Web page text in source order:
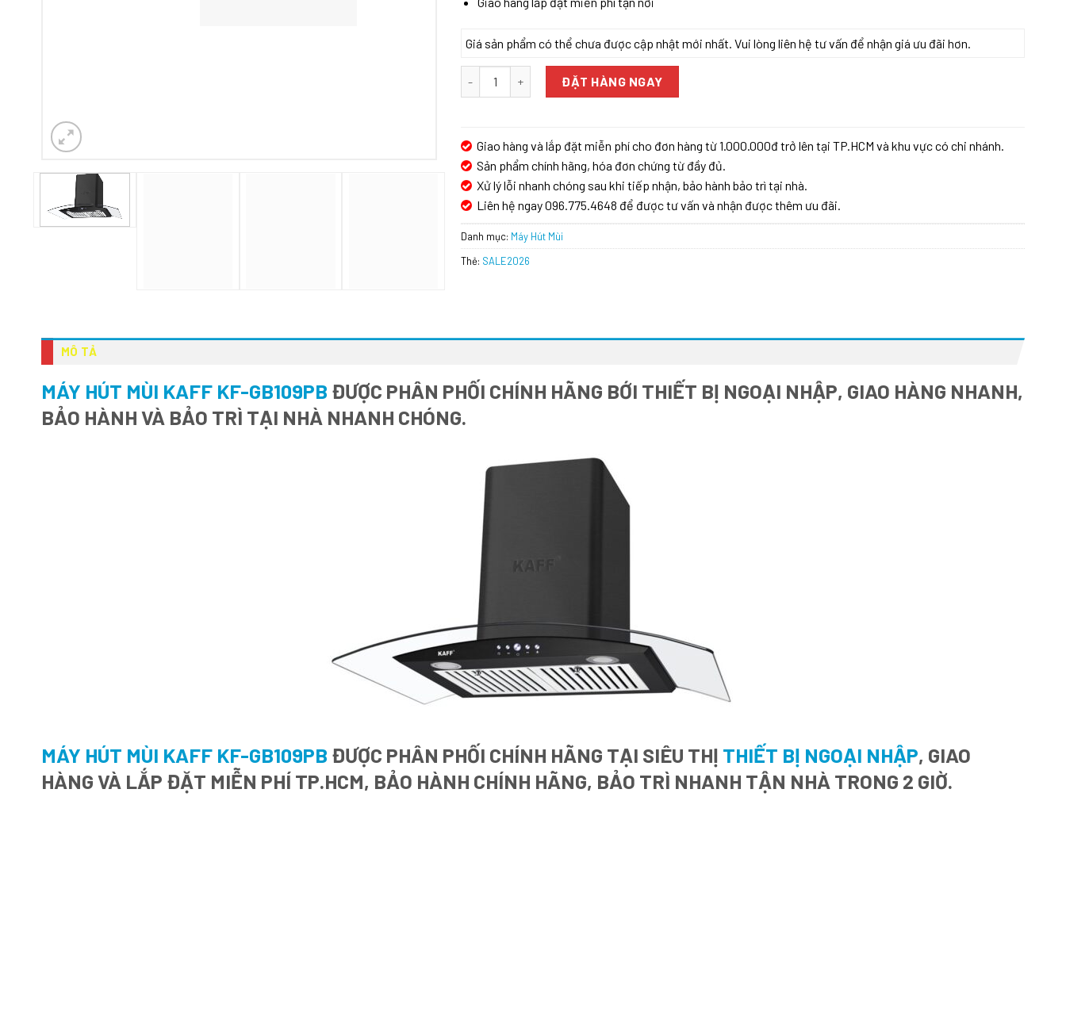
Giá sản phẩm có thể chưa được cập nhật mới nhất. Vui lòng liên hệ tư vấn để nhận giá ưu đãi hơn.
MÁY HÚT MÙI KAFF KF-GB109PB số lượng
ĐẶT HÀNG NGAY
Giao hàng và lắp đặt miễn phí cho đơn hàng từ 1.000.000đ trở lên tại TP.HCM và khu vực có chi nhánh.
Sản phẩm chính hãng, hóa đơn chứng từ đầy đủ.
Xử lý lỗi nhanh chóng sau khi tiếp nhận, bảo hành bảo trì tại nhà.
Liên hệ ngay 096.775.4648 để được tư vấn và nhận được thêm ưu đãi.
Danh mục: Máy Hút Mùi
Thẻ: SALE2026
MÔ TẢ
MÁY HÚT MÙI KAFF KF-GB109PB ĐƯỢC PHÂN PHỐI CHÍNH HÃNG BỚI THIẾT BỊ NGOẠI NHẬP, GIAO HÀNG NHANH,
BẢO HÀNH VÀ BẢO TRÌ TẠI NHÀ NHANH CHÓNG.
MÁY HÚT MÙI KAFF KF-GB109PB ĐƯỢC PHÂN PHỐI CHÍNH HÃNG TẠI SIÊU THỊ THIẾT BỊ NGOẠI NHẬP, GIAO
HÀNG VÀ LẮP ĐẶT MIỄN PHÍ TP.HCM, BẢO HÀNH CHÍNH HÃNG, BẢO TRÌ NHANH TẬN NHÀ TRONG 2 GIỜ.